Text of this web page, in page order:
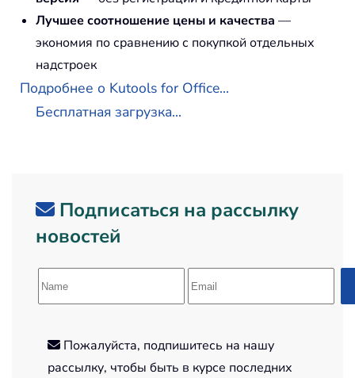
Лучшее соотношение цены и качества —
экономия по сравнению с покупкой отдельных
надстроек
Подробнее о Kutools for Office...
Бесплатная загрузка...
Подписаться на рассылку
новостей
Пожалуйста, подпишитесь на нашу
рассылку, чтобы быть в курсе последних